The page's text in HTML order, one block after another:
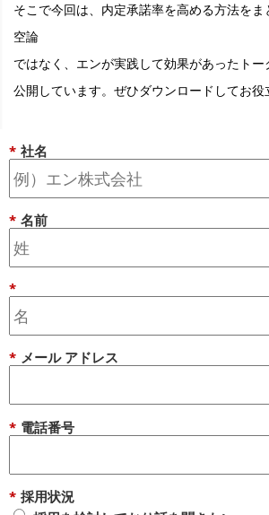
そこで今回は、内定承諾率を高める方法を
空論
ではなく、エンが実践して効果があったトー
公開しています。ぜひダウンロードしてお役
* 社名
* 名前
*
* メール アドレス
* 電話番号
* 採用状況